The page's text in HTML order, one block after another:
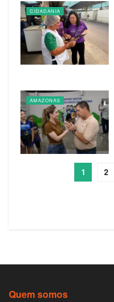
CIDADANIA
AMAZONAS
1 2
Quem somos